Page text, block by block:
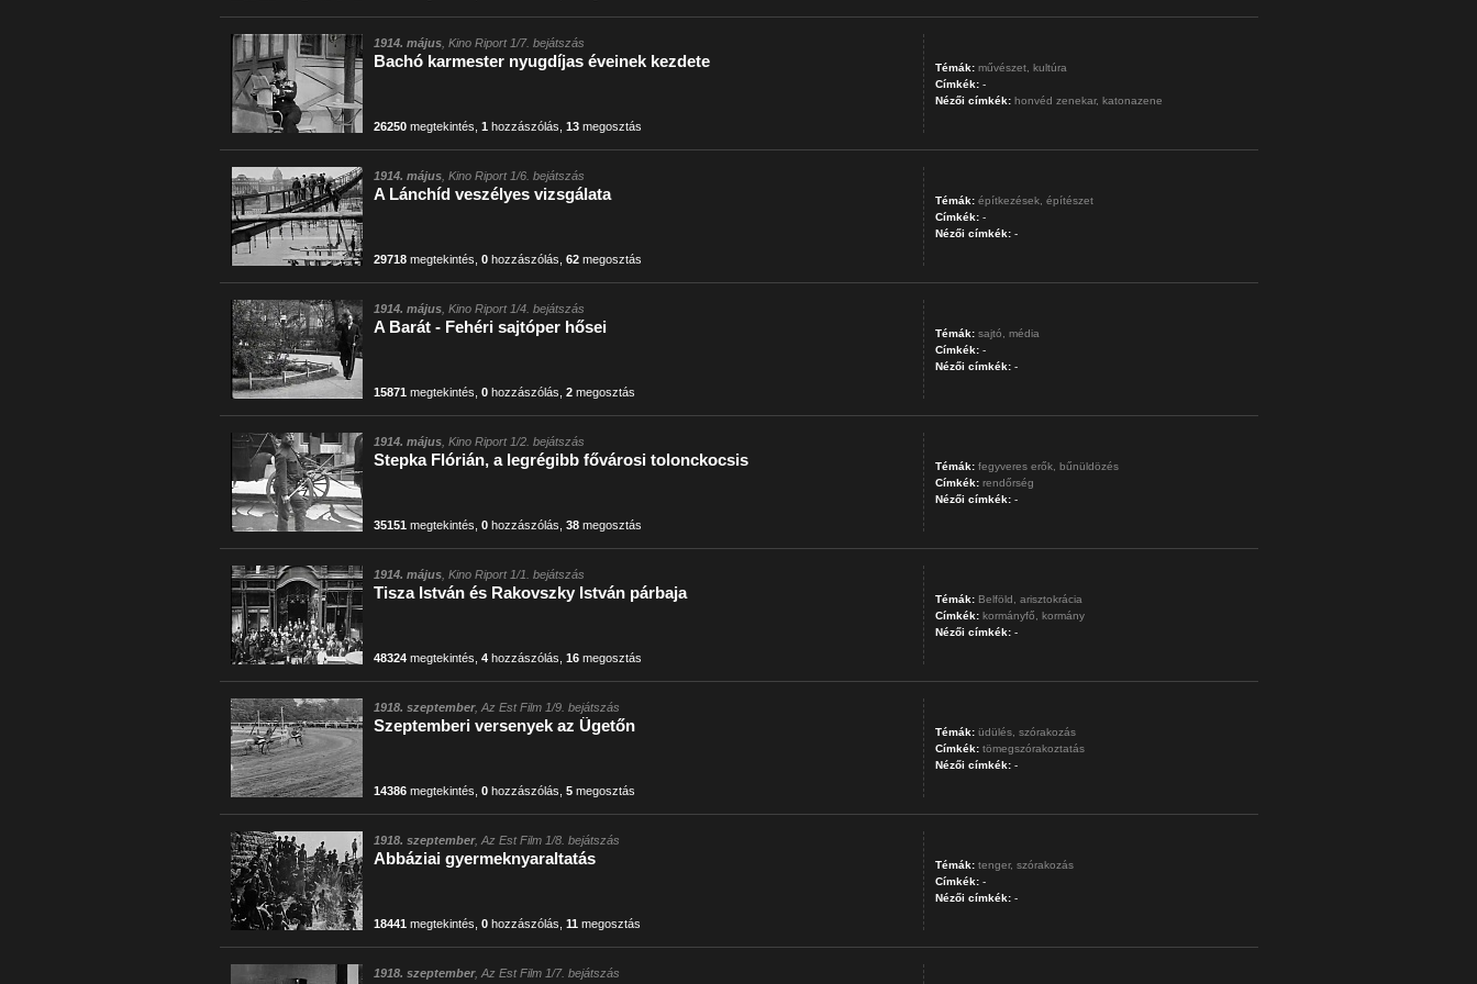
1914. május, Kino Riport 1/7. bejátszás
Bachó karmester nyugdíjas éveinek kezdete
26250megtekintés 1 hozzászólás 13megosztás
Témák: művészet, kultúra
Címkék:-
Nézői címkék: honvéd zenekar, katonazene
1914. május, Kino Riport 1/6. bejátszás
A Lánchíd veszélyes vizsgálata
29718megtekintés 0hozzászólás 62megosztás
Témák: építkezések, építészet
Címkék:-
Nézői címkék:-
1914. május, Kino Riport 1/4. bejátszás
A Barát - Fehéri sajtóper hősei
15871 megtekintés 0hozzászólás 2megosztás
Témák: sajtó,
média
Címkék:-
Nézői címkék:-
1914. május, Kino Riport 1/2. bejátszás
Stepka Flórián, a legrégibb fővárosi tolonckocsis
35151 megtekintés 0hozzászólás 38megosztás
Témák: fegyveres erők, bűnüldözés
Címkék: rendőrség
Nézői címkék:-
1914. május, Kino Riport 1/1. bejátszás
Tisza István és Rakovszky István párbaja
48324megtekintés 4hozzászólás 16megosztás
Témák: Belföld,
arisztokrácia
Címkék: kormányfő,
kormány
Nézői címkék:-
1918. szeptember, Az Est Film 1/9. bejátszás
Szeptemberi versenyek az Ügetőn
14386megtekintés 0hozzászólás 5megosztás
Témák: üdülés, szórakozás
Címkék: tömegszórakoztatás
Nézői címkék:-
1918. szeptember, Az Est Film 1/8. bejátszás
Abbáziai gyermeknyaraltatás
18441 megtekintés 0hozzászólás 11 megosztás
Témák: tenger, szórakozás
Címkék:-
Nézői címkék:-
1918. szeptember, Az Est Film 1/7. bejátszás